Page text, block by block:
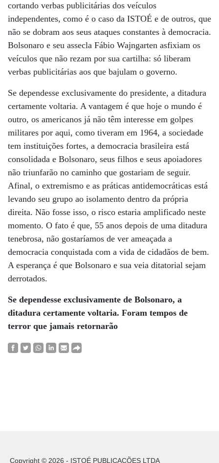
cortando verbas publicitárias dos veículos
independentes, como é o caso da ISTOÉ e de outros, que
não se dobram aos seus ataques constantes à democracia.
Bolsonaro e seu assecla Fábio Wajngarten asfixiam os
veículos que não rezam por sua cartilha: só liberam
verbas publicitárias aos que bajulam o governo.
Se dependesse exclusivamente do presidente, a ditadura
certamente voltaria. A vantagem é que hoje o mundo é
outro, os americanos já não têm interesse em golpes
militares por aqui, como tiveram em 1964, a sociedade
tem instituições fortes, a democracia brasileira está
consolidada e Bolsonaro, seus filhos e seus apoiadores
não triunfarão no caminho que gostariam de seguir.
Afinal, o extremismo e as práticas antidemocráticas está
levando seu grupo ao isolamento dentro da própria
direita. Não fosse isso, o risco estaria amplificado neste
momento. O fato é que, 55 anos depois de uma ditadura
tenebrosa, não gostaríamos de ver ameaçada a
democracia conquistada com a vida de cidadãos de bem.
A esperança é que Bolsonaro e sua veia ditatorial sejam
derrotados.
Se dependesse exclusivamente de Bolsonaro, a
ditadura certamente voltaria. Foram tempos de
terror que jamais retornarão
Copyright © 2026 - ISTOÉ PUBLICAÇÕES LTDA